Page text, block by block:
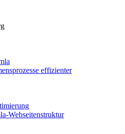
effizienter
Webseitenstruktur